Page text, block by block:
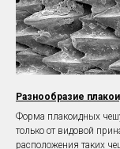
Разнообразие
Форма плакоидных
только от видовой
расположения таких